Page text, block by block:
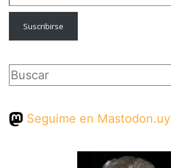
Suscribirse
Buscar
Seguime en Mastodon.uy